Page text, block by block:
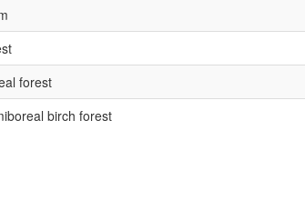
forest
birch forest